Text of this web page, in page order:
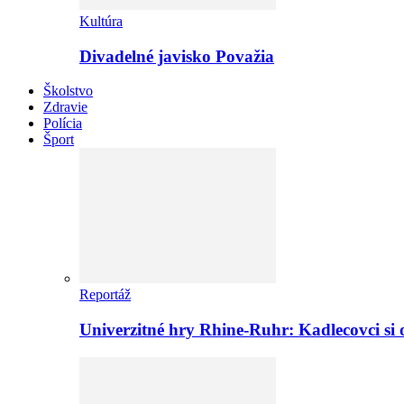
Kultúra
Divadelné javisko Považia
Školstvo
Zdravie
Polícia
Šport
Reportáž
Univerzitné hry Rhine-Ruhr: Kadlecovci si